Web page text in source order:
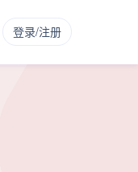
登录/注册